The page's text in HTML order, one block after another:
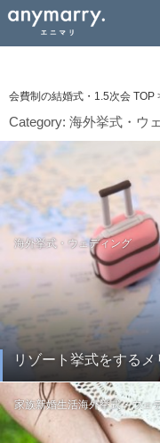
会費制の結婚式・1.5次会 TOP
Category: 海外挙式・ウ
リゾート挙式をする
海外挙式・ウェディング
家族新婚生活海外挙式・ウェ